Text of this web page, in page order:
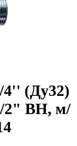
4'' (Ду32)
2" ВН, м/